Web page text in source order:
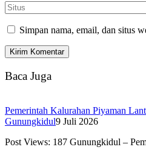
Simpan nama, email, dan situs
Baca Juga
Pemerintah Kalurahan Piyaman
Gunungkidul9 Juli 2026
Post Views: 187 Gunungkidul –